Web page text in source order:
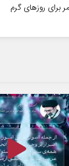
برای روز‌های گرم